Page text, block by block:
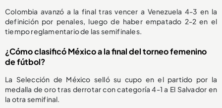
Colombia avanzó a la final tras vencer a Venezuela 4-3 en la
definición por penales, luego de haber empatado 2-2 en el
tiempo reglamentario de las semifinales.
¿Cómo clasificó México a la final del torneo femenino
de fútbol?
La Selección de México selló su cupo en el partido por la
medalla de oro tras derrotar con categoría 4-1 a El Salvador en
la otra semifinal.